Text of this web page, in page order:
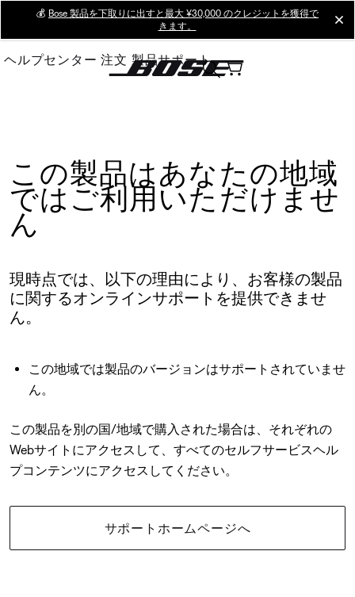
Main
💰 Bose 製品を下取りに出すと最大 ¥30,000 のクレジットを獲得で
きます。
ヘルプセンター 注文 製品サポート
この製品はあなたの地域
ではご利用いただけませ
ん
現時点では、以下の理由により、お客様の製品
に関するオンラインサポートを提供できませ
ん。
この地域では製品のバージョンはサポートされていませ
ん。
この製品を別の国/地域で購入された場合は、それぞれの
Webサイトにアクセスして、すべてのセルフサービスヘル
プコンテンツにアクセスしてください。
サポートホームページへ